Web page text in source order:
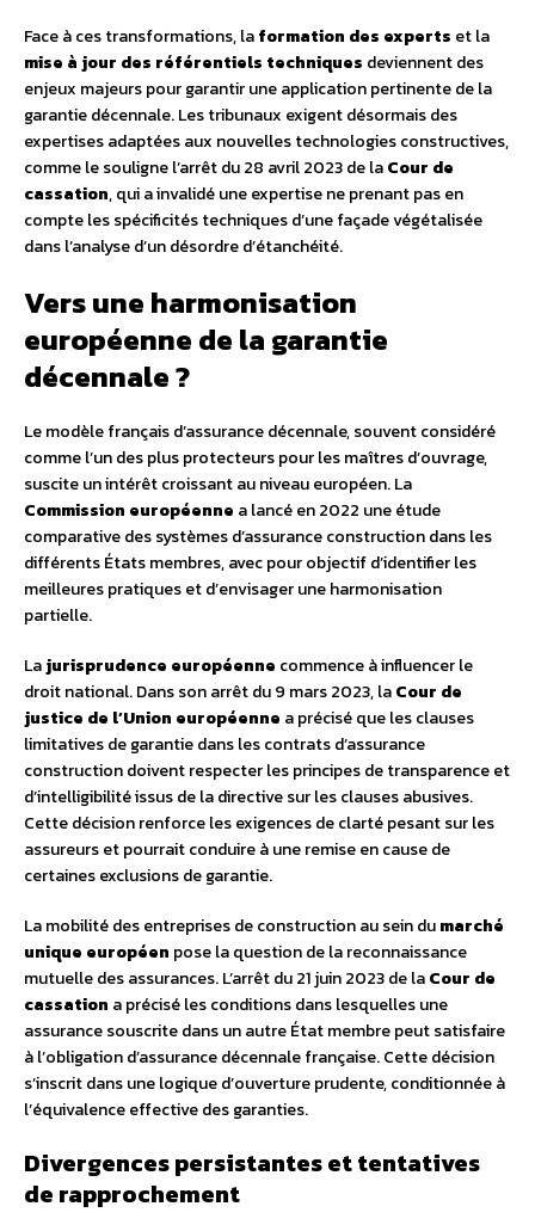
Face à ces transformations, laformation des experts et la
mise à jour des référentiels techniques deviennent des
enjeux majeurs pour garantir une application pertinente de la
garantie décennale. Les tribunaux exigent désormais des
expertises adaptées aux nouvelles technologies constructives,
comme le souligne l’arrêt du 28 avril 2023 de laCour de
cassation, qui a invalidé une expertise ne prenant pas en
compte les spécificités techniques d’une façade végétalisée
dans l’analyse d’un désordre d’étanchéité.
Vers une harmonisation
européenne de la garantie
décennale ?
Le modèle français d’assurance décennale, souvent considéré
comme l’un des plus protecteurs pour les maîtres d’ouvrage,
suscite un intérêt croissant au niveau européen. La
Commission européenne a lancé en 2022 une étude
comparative des systèmes d’assurance construction dans les
différents États membres, avec pour objectif d’identifier les
meilleures pratiques et d’envisager une harmonisation
partielle.
Lajurisprudence européenne commence à influencer le
droit national. Dans son arrêt du 9 mars 2023, laCour de
justice de l’Union européenne a précisé que les clauses
limitatives de garantie dans les contrats d’assurance
construction doivent respecter les principes de transparence et
d’intelligibilité issus de la directive sur les clauses abusives.
Cette décision renforce les exigences de clarté pesant sur les
assureurs et pourrait conduire à une remise en cause de
certaines exclusions de garantie.
La mobilité des entreprises de construction au sein dumarché
unique européen pose la question de la reconnaissance
mutuelle des assurances. L’arrêt du 21 juin 2023 de laCour de
cassation a précisé les conditions dans lesquelles une
assurance souscrite dans un autre État membre peut satisfaire
à l’obligation d’assurance décennale française. Cette décision
s’inscrit dans une logique d’ouverture prudente, conditionnée à
l’équivalence effective des garanties.
Divergences persistantes et tentatives
de rapprochement